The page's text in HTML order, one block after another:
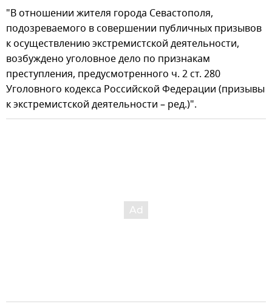
"В отношении жителя города Севастополя,
подозреваемого в совершении публичных призывов
к осуществлению экстремистской деятельности,
возбуждено уголовное дело по признакам
преступления, предусмотренного ч. 2 ст. 280
Уголовного кодекса Российской Федерации (призывы
к экстремистской деятельности – ред.)".